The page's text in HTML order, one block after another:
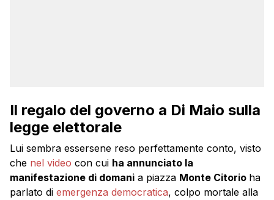
Il regalo del governo a Di Maio sulla
legge elettorale
Lui sembra essersene reso perfettamente conto, visto
che nel video con cui ha annunciato la
manifestazione di domani a piazza Monte Citorio ha
parlato di emergenza democratica, colpo mortale alla